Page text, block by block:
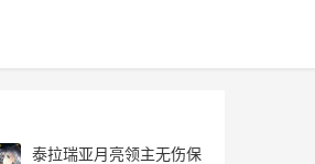
泰拉瑞亚月亮领主无伤保